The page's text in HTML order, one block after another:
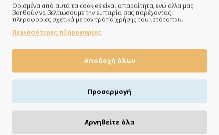
Πιστωτική/χρεωστική κάρτα, αντικαταβολή ή κατάθεση
Ορισμένα από αυτά τα cookies είναι απαραίτητα, ενώ άλλα μας
βοηθούν να βελτιώσουμε την εμπειρία σας παρέχοντας
πληροφορίες σχετικά με τον τρόπο χρήσης του ιστότοπου.
Περισσότερες πληροφορίες
Αποδοχή όλων
Προσαρμογή
Αρνηθείτε όλα